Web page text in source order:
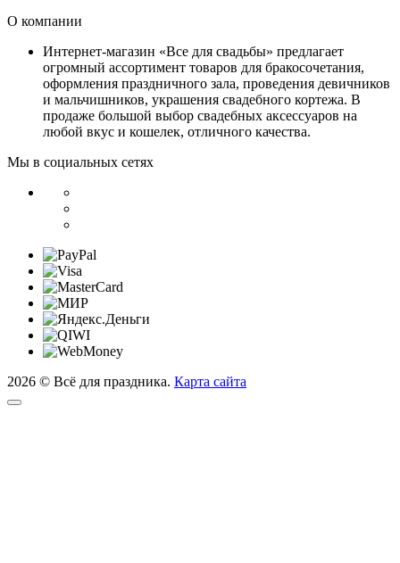
О компании
Интернет-магазин «Все для свадьбы» предлагает
огромный ассортимент товаров для бракосочетания,
оформления праздничного зала, проведения девичников
и мальчишников, украшения свадебного кортежа. В
продаже большой выбор свадебных аксессуаров на
любой вкус и кошелек, отличного качества.
Мы в социальных сетях
2026 © Всё для праздника. Карта сайта